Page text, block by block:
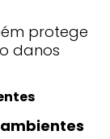
protege
danos